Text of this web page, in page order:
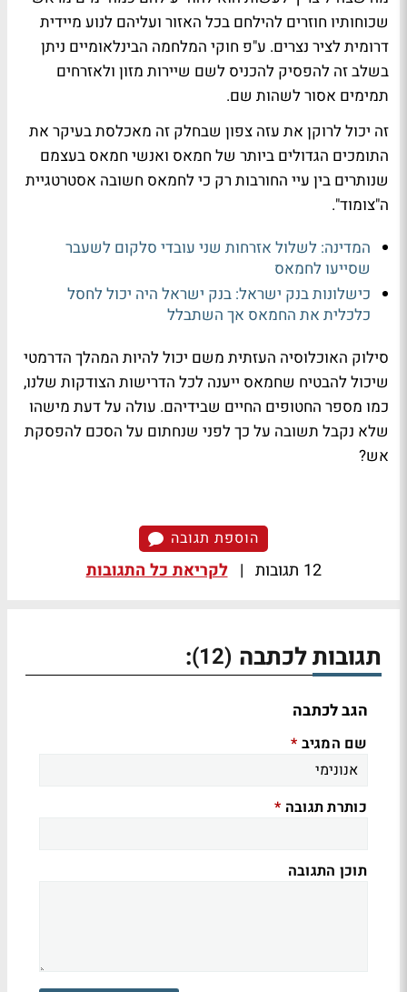
שכוחותיו חוזרים להילחם בכל האזור ועליהם לנוע מיידית
דרומית לציר נצרים. ע"פ חוקי המלחמה הבינלאומיים ניתן
בשלב זה להפסיק להכניס לשם שיירות מזון ולאזרחים
תמימים אסור לשהות שם.
זה יכול לרוקן את עזה צפון שבחלק זה מאכלסת בעיקר את
התומכים הגדולים ביותר של חמאס ואנשי חמאס בעצמם
שנותרים בין עיי החורבות רק כי לחמאס חשובה אסטרטגיית
ה"צומוד".
המדינה: לשלול אזרחות שני עובדי סלקום לשעבר
שסייעו לחמאס
כישלונות בנק ישראל: בנק ישראל היה יכול לחסל
כלכלית את החמאס אך השתבלל
סילוק האוכלוסיה העזתית משם יכול להיות המהלך הדרמטי
שיכול להבטיח שחמאס ייענה לכל הדרישות הצודקות שלנו,
כמו מספר החטופים החיים שבידיהם. עולה על דעת מישהו
שלא נקבל תשובה על כך לפני שנחתום על הסכם להפסקת
אש?
הוספת תגובה
12 תגובות | לקריאת כל התגובות
תגובות לכתבה (12)
:
הגב לכתבה
שם המגיב *
כותרת תגובה *
תוכן התגובה